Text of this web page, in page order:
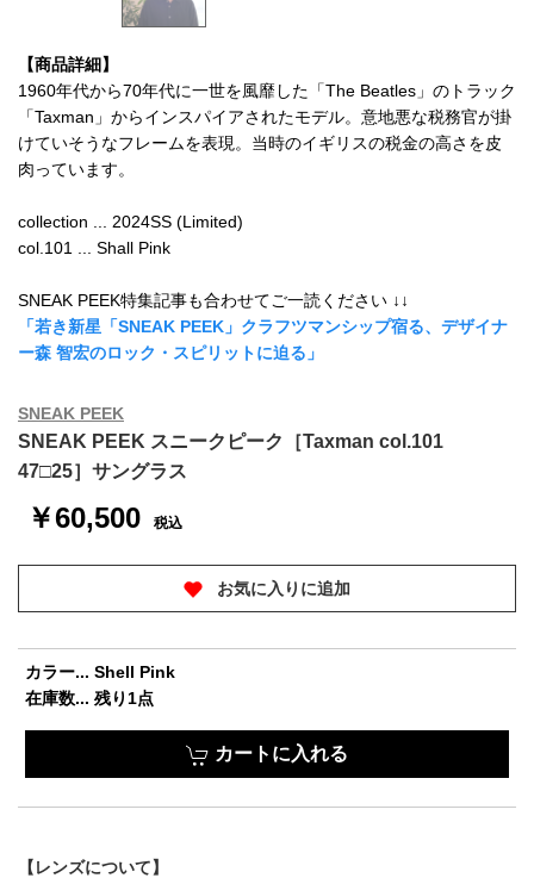
【商品詳細】
1960年代から70年代に一世を風靡した「The Beatles」のトラック
「Taxman」からインスパイアされたモデル。意地悪な税務官が掛
けていそうなフレームを表現。当時のイギリスの税金の高さを皮
肉っています。
collection ... 2024SS (Limited)
col.101 ... Shall Pink
SNEAK PEEK特集記事も合わせてご一読ください ↓↓
「若き新星「SNEAK PEEK」クラフツマンシップ宿る、デザイナ
ー森 智宏のロック・スピリットに迫る」
SNEAK PEEK
SNEAK PEEK スニークピーク［Taxman col.101
47□25］サングラス
￥60,500 税込
お気に入りに追加
お買い物を続ける カートへ進む
カラー... Shell Pink
在庫数... 残り1点
カートに入れる
【レンズについて】